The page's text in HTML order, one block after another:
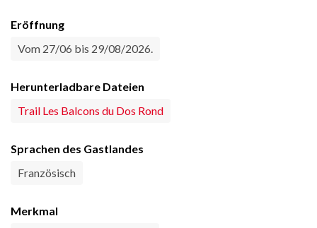
Eröffnung
Vom 27/06 bis 29/08/2026.
Herunterladbare Dateien
Trail Les Balcons du Dos Rond
Sprachen des Gastlandes
Französisch
Merkmal